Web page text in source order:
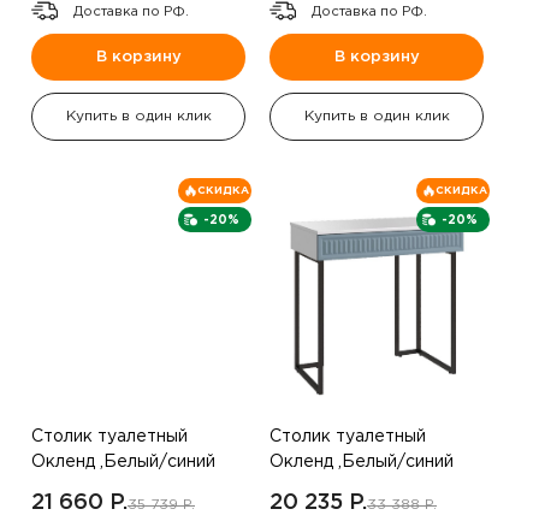
Доставка по РФ.
В корзину
Купить в один клик
Доставка по РФ.
В корзину
Купить в один клик
-20%
СКИДКА
Столик туалетный
Окленд ,Белый/синий
21 660 P.35 739 P.
-20%
СКИДКА
Столик туалетный
Окленд ,Белый/синий
20 235 P.33 388 P.